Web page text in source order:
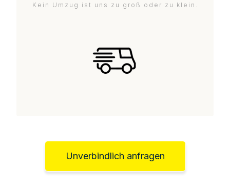
Kein Umzug ist uns zu groß oder zu klein.
Unverbindlich anfragen